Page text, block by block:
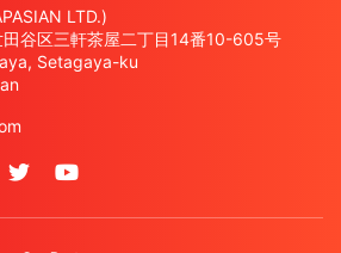
LTD.)
谷区三軒茶屋二丁目14番10-605号
Setagaya-ku